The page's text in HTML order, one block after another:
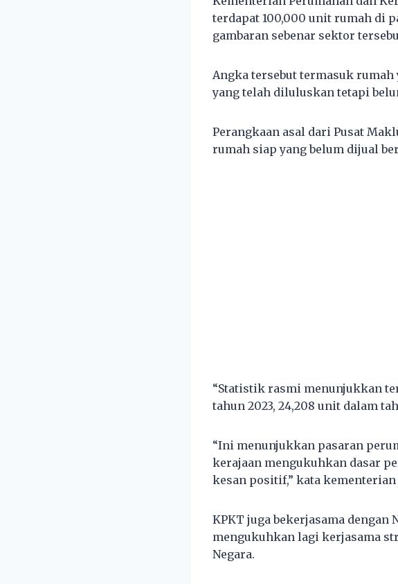
terdapat 100,000 unit rumah di
gambaran sebenar sektor
Angka tersebut termasuk
yang telah diluluskan tetapi
Perangkaan asal dari Pusat
rumah siap yang belum dijual
“Statistik rasmi menunjukkan
tahun 2023, 24,208 unit dalam
“Ini menunjukkan pasaran
kerajaan mengukuhkan dasar
kesan positif,” kata
KPKT juga bekerjasama dengan
mengukuhkan lagi kerjasama
Negara.